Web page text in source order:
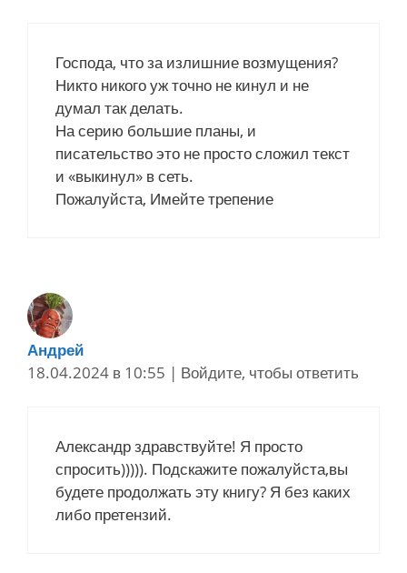
Господа, что за излишние возмущения?
Никто никого уж точно не кинул и не
думал так делать.
На серию большие планы, и
писательство это не просто сложил текст
и «выкинул» в сеть.
Пожалуйста, Имейте трепение
Андрей
18.04.2024 в 10:55 | Войдите, чтобы ответить
Александр здравствуйте! Я просто
спросить))))). Подскажите пожалуйста,вы
будете продолжать эту книгу? Я без каких
либо претензий.